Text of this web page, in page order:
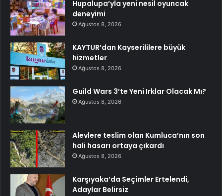
Hupalupa’yla yeni nesil oyuncak
deneyimi
Ağustos 8, 2026
KAYTUR’dan Kayserililere büyük
hizmetler
Ağustos 8, 2026
Guild Wars 3’te Yeni Irklar Olacak Mı?
Ağustos 8, 2026
Alevlere teslim olan Kumluca’nın son
hali hasarı ortaya çıkardı
Ağustos 8, 2026
Karşıyaka’da Seçimler Ertelendi,
Adaylar Belirsiz